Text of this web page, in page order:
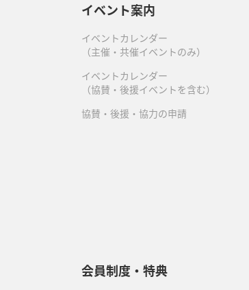
イベント案内
イベントカレンダー
（主催・共催イベントのみ）
イベントカレンダー
（協賛・後援イベントを含む）
協賛・後援・協力の申請
会員制度・特典